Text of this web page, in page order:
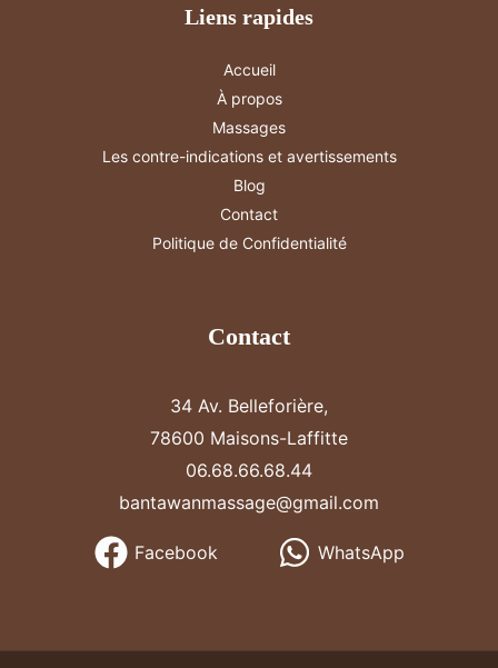
Liens rapides
Accueil
À propos
Massages
Les contre-indications et avertissements
Blog
Contact
Politique de Confidentialité
Contact
34 Av. Belleforière,
78600 Maisons-Laffitte
06.68.66.68.44
bantawanmassage@gmail.com
Facebook WhatsApp